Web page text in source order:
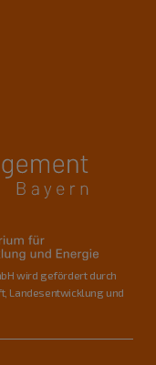
wird gefördert durch
Landesentwicklung und